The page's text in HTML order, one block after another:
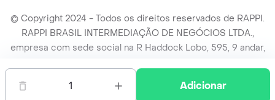
1 Adicionar
© Copyright 2024 - Todos os direitos reservados de RAPPI.
RAPPI BRASIL INTERMEDIAÇÃO DE NEGÓCIOS LTDA.,
empresa com sede social na R Haddock Lobo, 595, 9 andar,